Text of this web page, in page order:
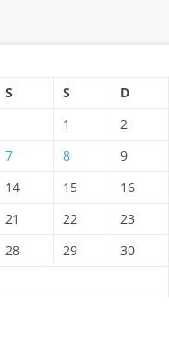
S S
D
1
2
7 8
9
14 15
16
21 22
23
28 29
30